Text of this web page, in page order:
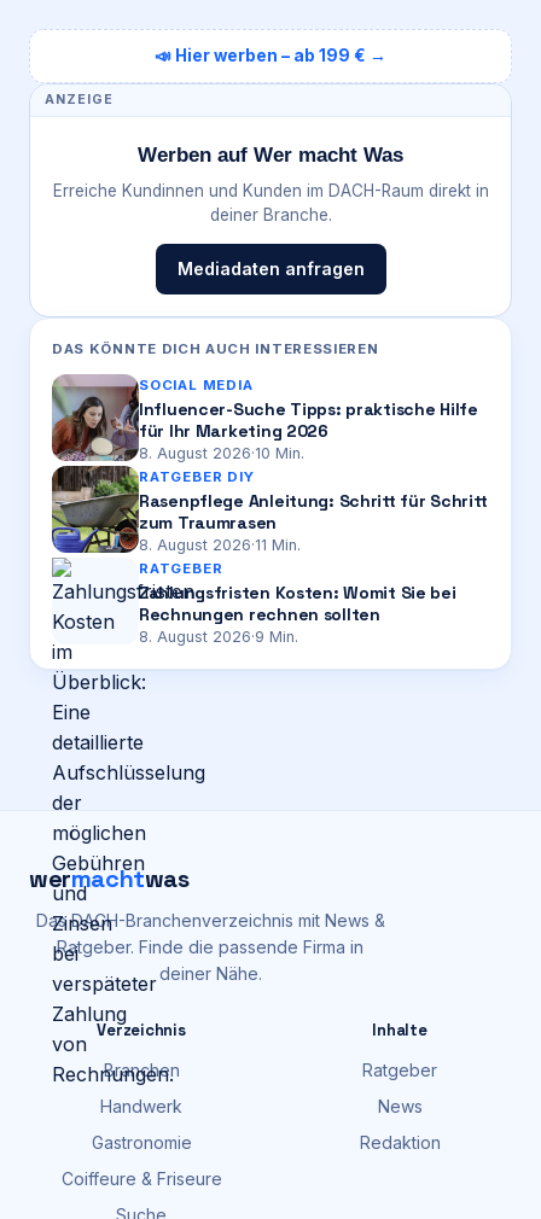
📣 Hier werben – ab 199 € →
ANZEIGE
Werben auf Wer macht Was
Erreiche Kundinnen und Kunden im DACH-Raum direkt in
deiner Branche.
Mediadaten anfragen
DAS KÖNNTE DICH AUCH INTERESSIEREN
SOCIAL MEDIA
Influencer-Suche Tipps: praktische Hilfe
für Ihr Marketing 2026
8. August 2026·10 Min.
RATGEBER DIY
Rasenpflege Anleitung: Schritt für Schritt
zum Traumrasen
8. August 2026·11 Min.
RATGEBER
Zahlungsfristen Kosten: Womit Sie bei
Rechnungen rechnen sollten
8. August 2026·9 Min.
wermachtwas
Das DACH-Branchenverzeichnis mit News &
Ratgeber. Finde die passende Firma in
deiner Nähe.
Verzeichnis
Branchen
Handwerk
Gastronomie
Coiffeure & Friseure
Suche
Inhalte
Ratgeber
News
Redaktion